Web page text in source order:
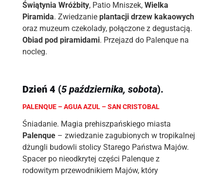
Świątynia Wróżbity, Patio Mniszek, Wielka
Piramida. Zwiedzanie plantacji drzew kakaowych
oraz muzeum czekolady, połączone z degustacją.
Obiad pod piramidami. Przejazd do Palenque na
nocleg.
Dzień 4 (5 października, sobota).
PALENQUE – AGUA AZUL – SAN CRISTOBAL
Śniadanie. Magia prehiszpańskiego miasta
Palenque– zwiedzanie zagubionych w tropikalnej
dżungli budowli stolicy Starego Państwa Majów.
Spacer po nieodkrytej części Palenque z
rodowitym przewodnikiem Majów, który